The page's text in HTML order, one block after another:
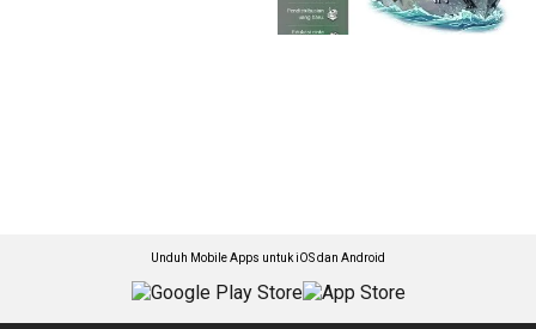
Unduh Mobile Apps untuk iOS dan Android